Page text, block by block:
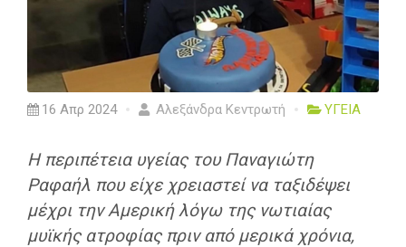
16 Απρ 2024 Αλεξάνδρα Κεντρωτή ΥΓΕΙΑ
H περιπέτεια υγείας του Παναγιώτη
Ραφαήλ που είχε χρειαστεί να ταξιδέψει
μέχρι την Αμερική λόγω της νωτιαίας
μυϊκής ατροφίας πριν από μερικά χρόνια,